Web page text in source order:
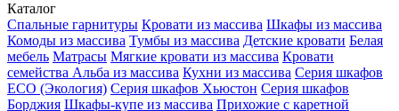
Каталог
Спальные гарнитуры Кровати из массива Шкафы из массива
Комоды из массива Тумбы из массива Детские кровати Белая
мебель Матрасы Мягкие кровати из массива Кровати
семейства Альба из массива Кухни из массива Серия шкафов
ECO (Экология) Серия шкафов Хьюстон Серия шкафов
Борджия Шкафы-купе из массива Прихожие с каретной